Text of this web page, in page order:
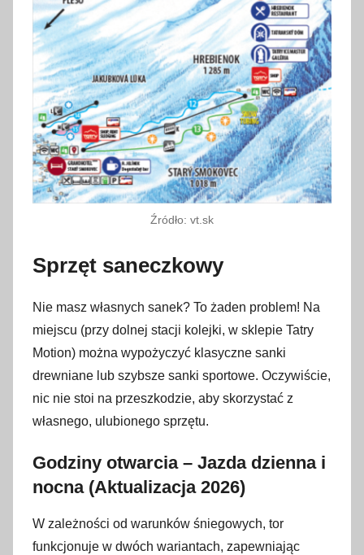
Źródło: vt.sk
Sprzęt saneczkowy
Nie masz własnych sanek? To żaden problem! Na
miejscu (przy dolnej stacji kolejki, w sklepie Tatry
Motion) można wypożyczyć klasyczne sanki
drewniane lub szybsze sanki sportowe. Oczywiście,
nic nie stoi na przeszkodzie, aby skorzystać z
własnego, ulubionego sprzętu.
Godziny otwarcia – Jazda dzienna i
nocna (Aktualizacja 2026)
W zależności od warunków śniegowych, tor
funkcjonuje w dwóch wariantach, zapewniając